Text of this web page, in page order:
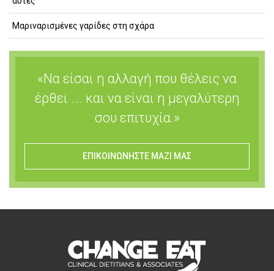
Μαριναρισμένες γαρίδες στη σχάρα
«Να είσαι η αλλαγή που θέλεις να
έρθει …. και να είναι η μεγαλύτερη
σου επιτυχία.»
ΕΠΙΚΟΙΝΩΝΗΣΤΕ ΜΑΖΙ ΜΑΣ